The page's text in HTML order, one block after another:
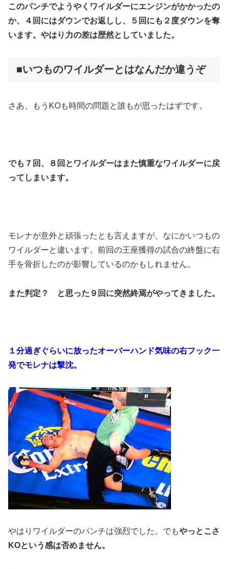
このパンチでようやくワイルダーにエンジンがかかったの
か、４回にはダウンでお返しし、５回にも２度ダウンを奪
います。やはり力の差は歴然としていました。
■いつものワイルダーとはなんだか違うぞ
さあ、もうKOも時間の問題と誰もが思ったはずです。
でも７回、８回とワイルダーはまた慎重なワイルダーに戻
ってしまいます。
モレナが意外と頑張ったとも言えますが、なにかいつもの
ワイルダーと違います。前回の王座獲得の試合の終盤に右
手を骨折したのが影響しているのかもしれません。
また判定？ と思った９回に突然終焉がやってきました。
１分過ぎぐらいに放ったオーバーハンド気味の右フック一
発でモレナは撃沈。
やはりワイルダーのパンチは強烈でした。でもやっとこさ
KOという感は否めません。